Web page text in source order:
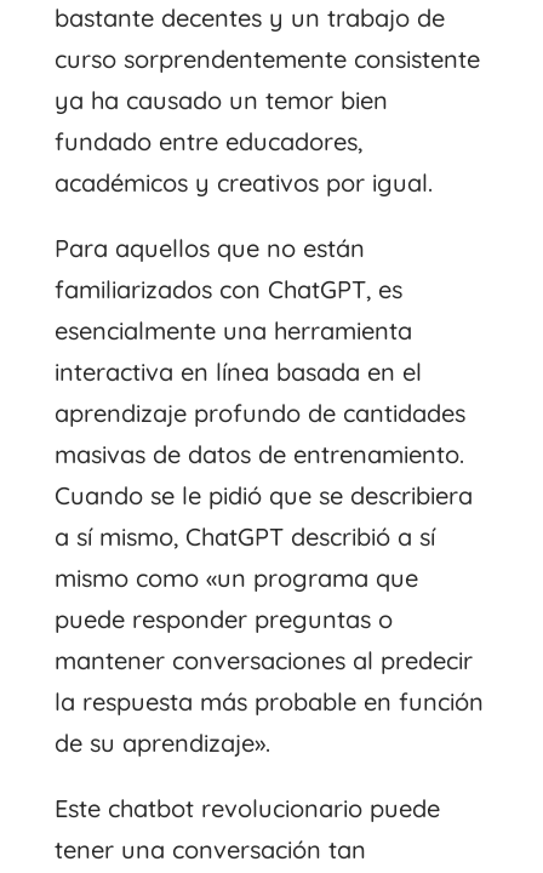
bastante decentes y un trabajo de
curso sorprendentemente consistente
ya ha causado un temor bien
fundado entre educadores,
académicos y creativos por igual.
Para aquellos que no están
familiarizados con ChatGPT, es
esencialmente una herramienta
interactiva en línea basada en el
aprendizaje profundo de cantidades
masivas de datos de entrenamiento.
Cuando se le pidió que se describiera
a sí mismo, ChatGPT describió a sí
mismo como «un programa que
puede responder preguntas o
mantener conversaciones al predecir
la respuesta más probable en función
de su aprendizaje».
Este chatbot revolucionario puede
tener una conversación tan